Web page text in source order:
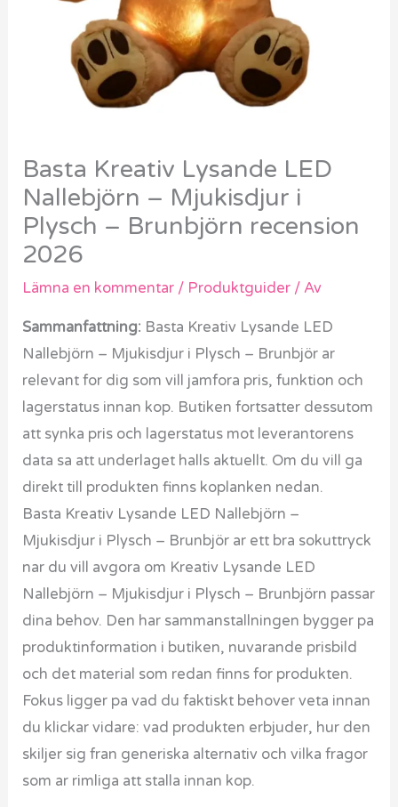
Basta Kreativ Lysande LED
Nallebjörn – Mjukisdjur i
Plysch – Brunbjörn recension
2026
Lämna en kommentar / Produktguider / Av
Sammanfattning: Basta Kreativ Lysande LED
Nallebjörn – Mjukisdjur i Plysch – Brunbjör ar
relevant for dig som vill jamfora pris, funktion och
lagerstatus innan kop. Butiken fortsatter dessutom
att synka pris och lagerstatus mot leverantorens
data sa att underlaget halls aktuellt. Om du vill ga
direkt till produkten finns koplanken nedan.
Basta Kreativ Lysande LED Nallebjörn –
Mjukisdjur i Plysch – Brunbjör ar ett bra sokuttryck
nar du vill avgora om Kreativ Lysande LED
Nallebjörn – Mjukisdjur i Plysch – Brunbjörn passar
dina behov. Den har sammanstallningen bygger pa
produktinformation i butiken, nuvarande prisbild
och det material som redan finns for produkten.
Fokus ligger pa vad du faktiskt behover veta innan
du klickar vidare: vad produkten erbjuder, hur den
skiljer sig fran generiska alternativ och vilka fragor
som ar rimliga att stalla innan kop.